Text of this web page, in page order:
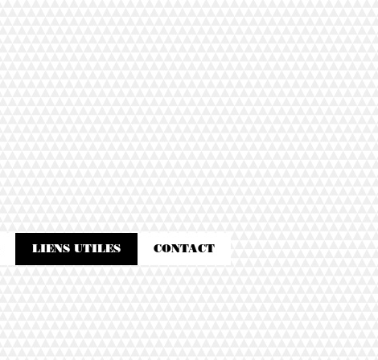
LIENS UTILES CONTACT